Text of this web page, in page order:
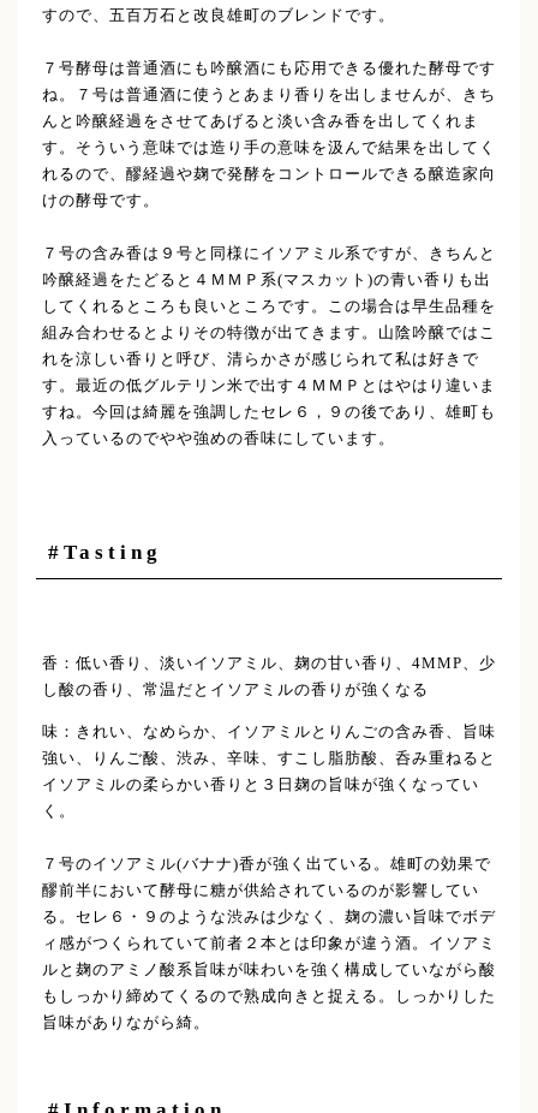
すので、五百万石と改良雄町のブレンドです。
７号酵母は普通酒にも吟醸酒にも応用できる優れた酵母です
ね。７号は普通酒に使うとあまり香りを出しませんが、きち
んと吟醸経過をさせてあげると淡い含み香を出してくれま
す。そういう意味では造り手の意味を汲んで結果を出してく
れるので、醪経過や麹で発酵をコントロールできる醸造家向
けの酵母です。
７号の含み香は９号と同様にイソアミル系ですが、きちんと
吟醸経過をたどると４ＭＭＰ系(マスカット)の青い香りも出
してくれるところも良いところです。この場合は早生品種を
組み合わせるとよりその特徴が出てきます。山陰吟醸ではこ
れを涼しい香りと呼び、清らかさが感じられて私は好きで
す。最近の低グルテリン米で出す４ＭＭＰとはやはり違いま
すね。今回は綺麗を強調したセレ６，９の後であり、雄町も
入っているのでやや強めの香味にしています。
#Tasting
香：低い香り、淡いイソアミル、麹の甘い香り、4MMP、少
し酸の香り、常温だとイソアミルの香りが強くなる
味：きれい、なめらか、イソアミルとりんごの含み香、旨味
強い、りんご酸、渋み、辛味、すこし脂肪酸、呑み重ねると
イソアミルの柔らかい香りと３日麹の旨味が強くなってい
く。
７号のイソアミル(バナナ)香が強く出ている。雄町の効果で
醪前半において酵母に糖が供給されているのが影響してい
る。セレ６・９のような渋みは少なく、麹の濃い旨味でボデ
ィ感がつくられていて前者２本とは印象が違う酒。イソアミ
ルと麹のアミノ酸系旨味が味わいを強く構成していながら酸
もしっかり締めてくるので熟成向きと捉える。しっかりした
旨味がありながら綺。